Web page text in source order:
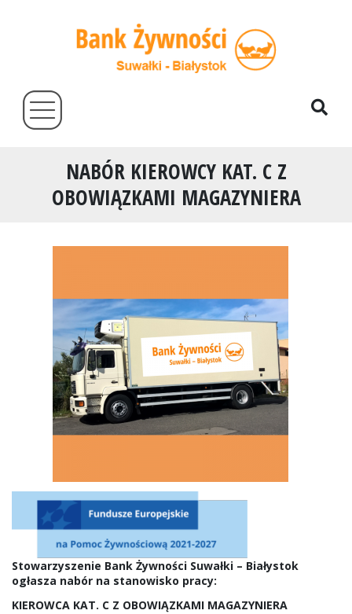
NABÓR KIEROWCY KAT. C Z
OBOWIĄZKAMI MAGAZYNIERA
Stowarzyszenie Bank Żywności Suwałki – Białystok
ogłasza nabór na stanowisko pracy:
KIEROWCA KAT. C Z OBOWIĄZKAMI MAGAZYNIERA